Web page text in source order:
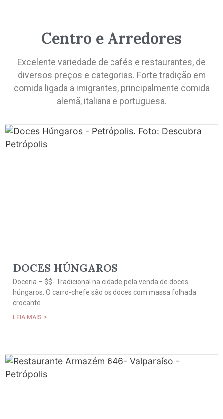
Centro e Arredores
Excelente variedade de cafés e restaurantes, de
diversos preços e categorias. Forte tradição em
comida ligada a imigrantes, principalmente comida
alemã, italiana e portuguesa.
DOCES HÚNGAROS
Doceria – $$- Tradicional na cidade pela venda de doces
húngaros. O carro-chefe são os doces com massa folhada
crocante....
LEIA MAIS >